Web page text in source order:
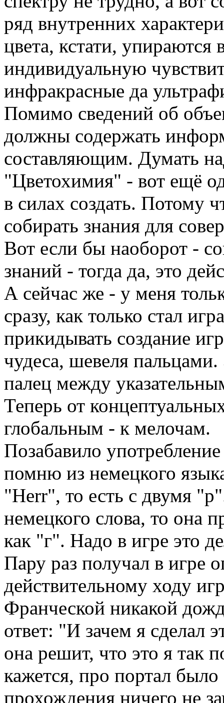
ряд внутренних
цвета, кстати, упираются
индивидуальную
инфракрасные да
Помимо сведений об
должны содержать
составляющим. Думать
"Цветохимия" - вот ещё
в силах создать. Потому
собирать знания для
Вот если бы наоборот -
знаний - тогда да, это
А сейчас же - у меня
сразу, как только стал
прикидывать создание
чудеса, шевеля
палец между
Теперь от
глобальным - к мелочам.
Позабавило
помню из немецкого
"Herr", то есть с двумя
немецкого слова, то она
как "г". Надо в игре это
Пару раз получал в игре
действительному ходу
Франческой никакой
ответ: "И зачем я сделал
она решит, что это я так
кажется, про портал
прохождения ничего не